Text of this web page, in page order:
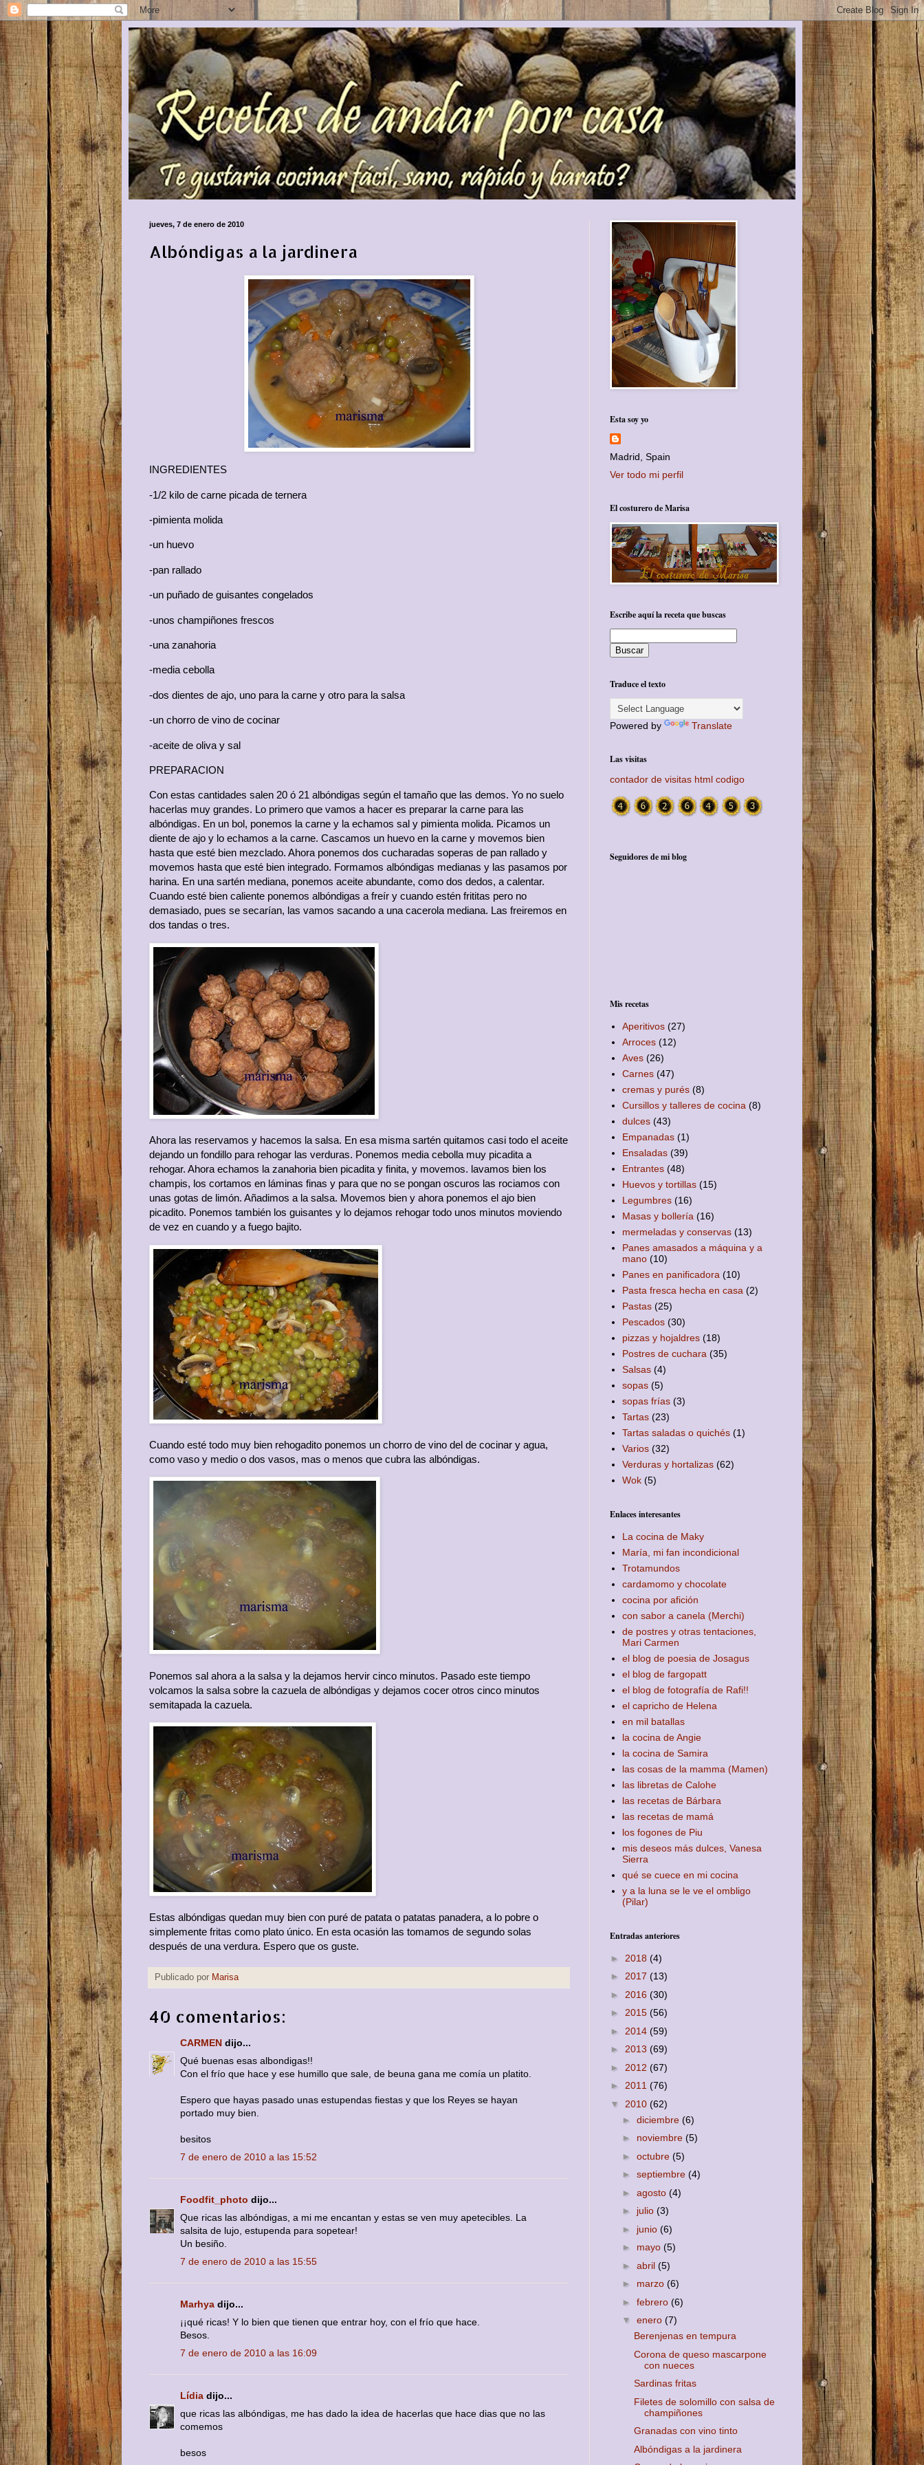
jueves, 7 de enero de 2010
Albóndigas a la jardinera
INGREDIENTES
-1/2 kilo de carne picada de ternera
-pimienta molida
-un huevo
-pan rallado
-un puñado de guisantes congelados
-unos champiñones frescos
-una zanahoria
-media cebolla
-dos dientes de ajo, uno para la carne y otro para la salsa
-un chorro de vino de cocinar
-aceite de oliva y sal
PREPARACION
Con estas cantidades salen 20 ó 21 albóndigas según el tamaño que las demos. Yo no suelo
hacerlas muy grandes. Lo primero que vamos a hacer es preparar la carne para las
albóndigas. En un bol, ponemos la carne y la echamos sal y pimienta molida. Picamos un
diente de ajo y lo echamos a la carne. Cascamos un huevo en la carne y movemos bien
hasta que esté bien mezclado. Ahora ponemos dos cucharadas soperas de pan rallado y
movemos hasta que esté bien integrado. Formamos albóndigas medianas y las pasamos por
harina. En una sartén mediana, ponemos aceite abundante, como dos dedos, a calentar.
Cuando esté bien caliente ponemos albóndigas a freír y cuando estén frititas pero no
demasiado, pues se secarían, las vamos sacando a una cacerola mediana. Las freiremos en
dos tandas o tres.
Ahora las reservamos y hacemos la salsa. En esa misma sartén quitamos casi todo el aceite
dejando un fondillo para rehogar las verduras. Ponemos media cebolla muy picadita a
rehogar. Ahora echamos la zanahoria bien picadita y finita, y movemos. lavamos bien los
champis, los cortamos en láminas finas y para que no se pongan oscuros las rociamos con
unas gotas de limón. Añadimos a la salsa. Movemos bien y ahora ponemos el ajo bien
picadito. Ponemos también los guisantes y lo dejamos rehogar todo unos minutos moviendo
de vez en cuando y a fuego bajito.
Cuando esté todo muy bien rehogadito ponemos un chorro de vino del de cocinar y agua,
como vaso y medio o dos vasos, mas o menos que cubra las albóndigas.
Ponemos sal ahora a la salsa y la dejamos hervir cinco minutos. Pasado este tiempo
volcamos la salsa sobre la cazuela de albóndigas y dejamos cocer otros cinco minutos
semitapada la cazuela.
Estas albóndigas quedan muy bien con puré de patata o patatas panadera, a lo pobre o
simplemente fritas como plato único. En esta ocasión las tomamos de segundo solas
después de una verdura. Espero que os guste.
Publicado por Marisa
40 comentarios:
CARMEN dijo...
Qué buenas esas albondigas!!
Con el frío que hace y ese humillo que sale, de beuna gana me comía un platito.
Espero que hayas pasado unas estupendas fiestas y que los Reyes se hayan
portado muy bien.
besitos
7 de enero de 2010 a las 15:52
Foodfit_photo dijo...
Que ricas las albóndigas, a mi me encantan y estas se ven muy apetecibles. La
salsita de lujo, estupenda para sopetear!
Un besiño.
7 de enero de 2010 a las 15:55
Marhya dijo...
¡¡qué ricas! Y lo bien que tienen que entrar hoy, con el frío que hace.
Besos.
7 de enero de 2010 a las 16:09
Lídia dijo...
que ricas las albóndigas, me has dado la idea de hacerlas que hace dias que no las
comemos
besos
Esta soy yo
Madrid, Spain
Ver todo mi perfil
El costurero de Marisa
Escribe aquí la receta que buscas
Traduce el texto
Powered by Translate
Las visitas
contador de visitas html codigo
Seguidores de mi blog
Mis recetas
Aperitivos (27)
Arroces (12)
Aves (26)
Carnes (47)
cremas y purés (8)
Cursillos y talleres de cocina (8)
dulces (43)
Empanadas (1)
Ensaladas (39)
Entrantes (48)
Huevos y tortillas (15)
Legumbres (16)
Masas y bollería (16)
mermeladas y conservas (13)
Panes amasados a máquina y a
mano (10)
Panes en panificadora (10)
Pasta fresca hecha en casa (2)
Pastas (25)
Pescados (30)
pizzas y hojaldres (18)
Postres de cuchara (35)
Salsas (4)
sopas (5)
sopas frías (3)
Tartas (23)
Tartas saladas o quichés (1)
Varios (32)
Verduras y hortalizas (62)
Wok (5)
Enlaces interesantes
La cocina de Maky
María, mi fan incondicional
Trotamundos
cardamomo y chocolate
cocina por afición
con sabor a canela (Merchi)
de postres y otras tentaciones,
Mari Carmen
el blog de poesia de Josagus
el blog de fargopatt
el blog de fotografía de Rafi!!
el capricho de Helena
en mil batallas
la cocina de Angie
la cocina de Samira
las cosas de la mamma (Mamen)
las libretas de Calohe
las recetas de Bárbara
las recetas de mamá
los fogones de Piu
mis deseos más dulces, Vanesa
Sierra
qué se cuece en mi cocina
y a la luna se le ve el ombligo
(Pilar)
Entradas anteriores
► 2018 (4)
► 2017 (13)
► 2016 (30)
► 2015 (56)
► 2014 (59)
► 2013 (69)
► 2012 (67)
► 2011 (76)
▼ 2010 (62)
► diciembre (6)
► noviembre (5)
► octubre (5)
► septiembre (4)
► agosto (4)
► julio (3)
► junio (6)
► mayo (5)
► abril (5)
► marzo (6)
► febrero (6)
▼ enero (7)
Berenjenas en tempura
Corona de queso mascarpone
con nueces
Sardinas fritas
Filetes de solomillo con salsa de
champiñones
Granadas con vino tinto
Albóndigas a la jardinera